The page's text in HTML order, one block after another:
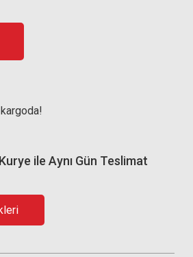
Kurye ile Aynı Gün Teslimat